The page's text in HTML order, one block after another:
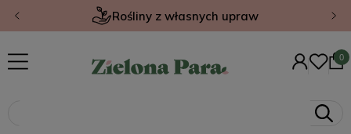
Rośliny z własnych upraw